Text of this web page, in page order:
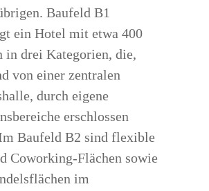
Baufeld B1
ein Hotel mit etwa 400
in drei Kategorien, die,
von einer zentralen
durch eigene
erschlossen
Baufeld B2 sind flexible
Coworking-Flächen sowie
im